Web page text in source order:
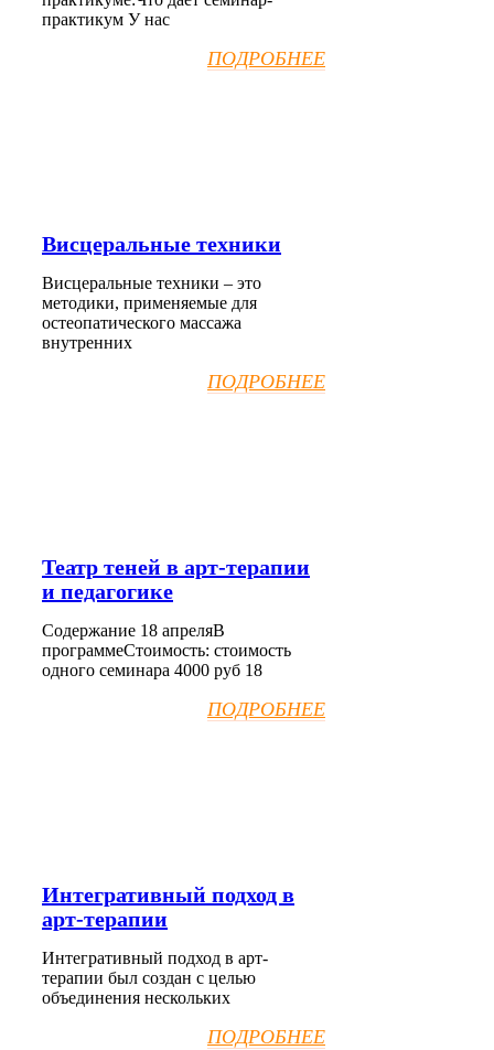
практикум У нас
ПОДРОБНЕЕ
Висцеральные техники
Висцеральные техники – это
методики, применяемые для
остеопатического массажа
внутренних
ПОДРОБНЕЕ
Театр теней в арт-терапии
и педагогике
Содержание 18 апреляВ
программеСтоимость: стоимость
одного семинара 4000 руб 18
ПОДРОБНЕЕ
Интегративный подход в
арт-терапии
Интегративный подход в арт-
терапии был создан с целью
объединения нескольких
ПОДРОБНЕЕ